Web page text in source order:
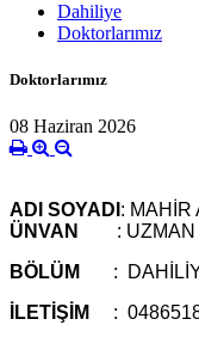
Dahiliye
Doktorlarımız
Doktorlarımız
08 Haziran 2026
ADI SOYADI : MAHİR
ÜNVAN
: UZMAN
BÖLÜM :
İLETİŞİM
: